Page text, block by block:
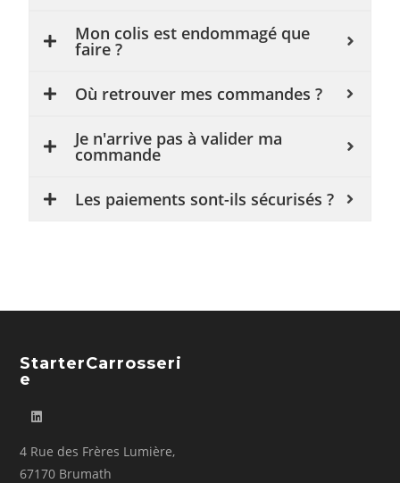
Mon colis est endommagé que
faire ?
Où retrouver mes commandes ?
Je n'arrive pas à valider ma
commande
Les paiements sont-ils sécurisés ?
StarterCarrosseri
E
4 Rue des Frères Lumière,
67170 Brumath